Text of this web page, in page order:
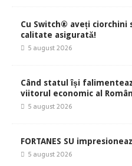
Cu Switch® aveți
calitate asigurată!
5 august 2026
Când statul își
viitorul economic al
5 august 2026
FORTANES SU
5 august 2026